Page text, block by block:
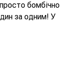
бомбічно
за одним! У